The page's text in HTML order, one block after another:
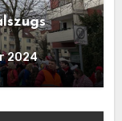
2024